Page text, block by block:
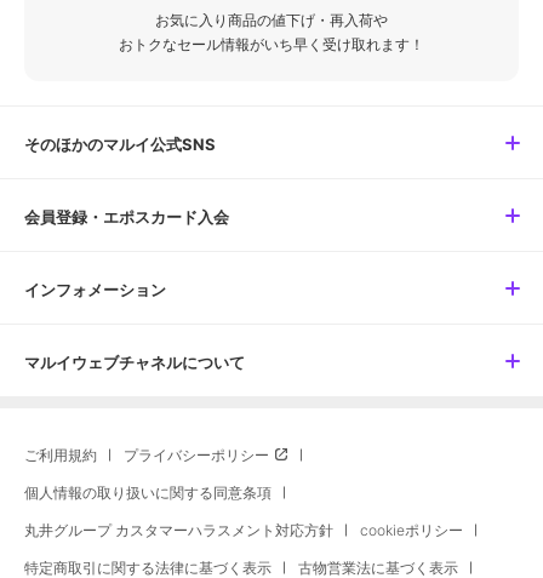
お気に入り商品の値下げ・再入荷や
おトクなセール情報がいち早く受け取れます！
そのほかのマルイ公式SNS
会員登録・エポスカード入会
インフォメーション
マルイウェブチャネルについて
ご利用規約 プライバシーポリシー
個人情報の取り扱いに関する同意条項
丸井グループ カスタマーハラスメント対応方針 cookieポリシー
特定商取引に関する法律に基づく表示 古物営業法に基づく表示